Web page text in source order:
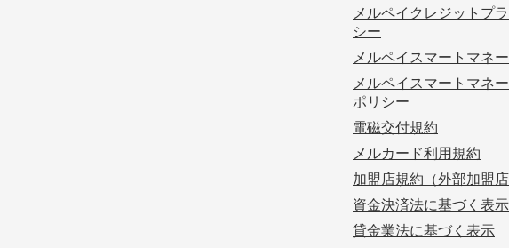
メルペイクレジットプ
シー
メルペイスマートマネ
メルペイスマートマネ
ポリシー
電磁交付規約
メルカード利用規約
加盟店規約（外部加盟店
資金決済法に基づく表示
貸金業法に基づく表示